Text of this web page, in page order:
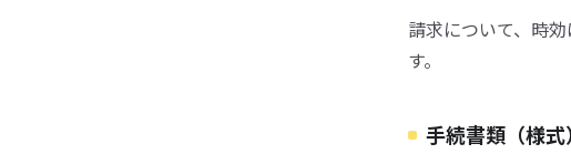
請求について、時
す。
手続書類（様式）